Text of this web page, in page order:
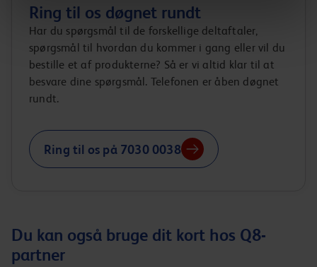
Ring til os døgnet rundt
Har du spørgsmål til de forskellige deltaftaler,
spørgsmål til hvordan du kommer i gang eller vil du
bestille et af produkterne? Så er vi altid klar til at
besvare dine spørgsmål. Telefonen er åben døgnet
rundt.
Ring til os på 7030 0038
Du kan også bruge dit kort hos Q8-
partner